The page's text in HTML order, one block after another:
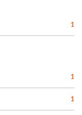
1
1
1